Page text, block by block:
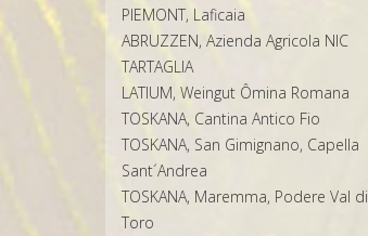
PIEMONT, Laficaia
ABRUZZEN, Azienda Agricola NIC
TARTAGLIA
LATIUM, Weingut Ômina Romana
TOSKANA, Cantina Antico Fio
TOSKANA, San Gimignano, Capella
Sant´Andrea
TOSKANA, Maremma, Podere Val di
Toro